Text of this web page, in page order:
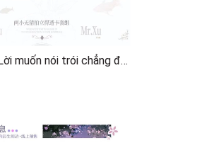
Set card Lời muốn nói trói chẳng đặng chính hãng Mẫu 2